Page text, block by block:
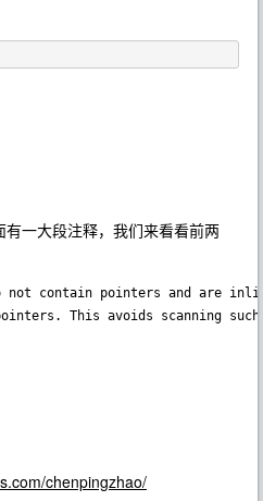
有一大段注释，我们来看看前两
contain pointers and are
chenpingzhao/